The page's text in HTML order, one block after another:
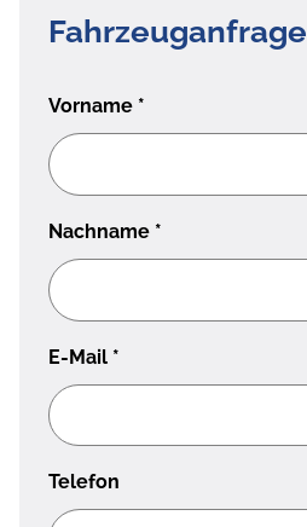
Fahrzeuganfrage
Vorname *
Nachname *
E-Mail *
Telefon